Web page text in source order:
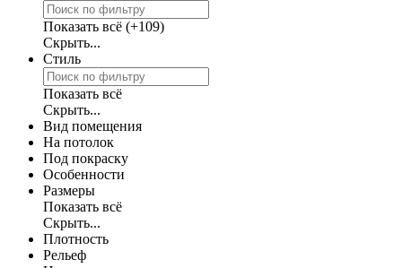
Показать всё (+109)
Скрыть...
Стиль
Показать всё
Скрыть...
Вид помещения
На потолок
Под покраску
Особенности
Размеры
Показать всё
Скрыть...
Плотность
Рельеф